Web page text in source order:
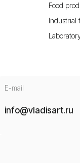
Food
Industrial
E-mail
info@vladisart.ru